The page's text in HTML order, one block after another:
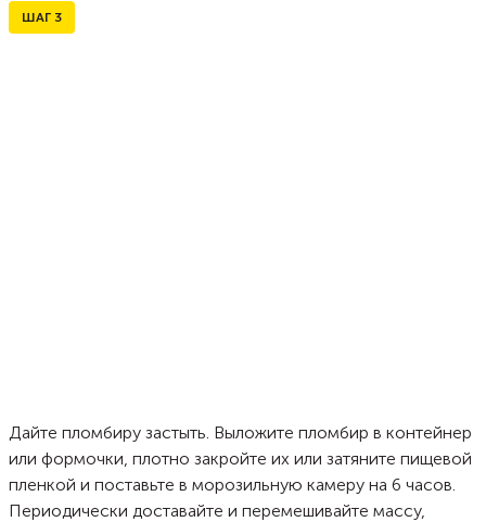
ШАГ 3
Дайте пломбиру застыть. Выложите пломбир в контейнер
или формочки, плотно закройте их или затяните пищевой
пленкой и поставьте в морозильную камеру на 6 часов.
Периодически доставайте и перемешивайте массу,